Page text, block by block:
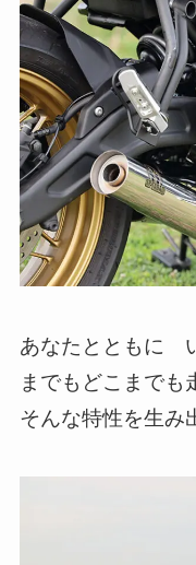
あなたとともに
までもどこまでも
そんな特性を生み